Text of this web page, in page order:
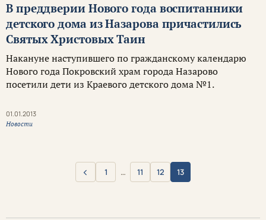
В преддверии Нового года воспитанники
детского дома из Назарова причастились
Святых Христовых Таин
Накануне наступившего по гражданскому календарю
Нового года Покровский храм города Назарово
посетили дети из Краевого детского дома №1.
01.01.2013
Новости
Назад
‹ 1 … 11 12 13